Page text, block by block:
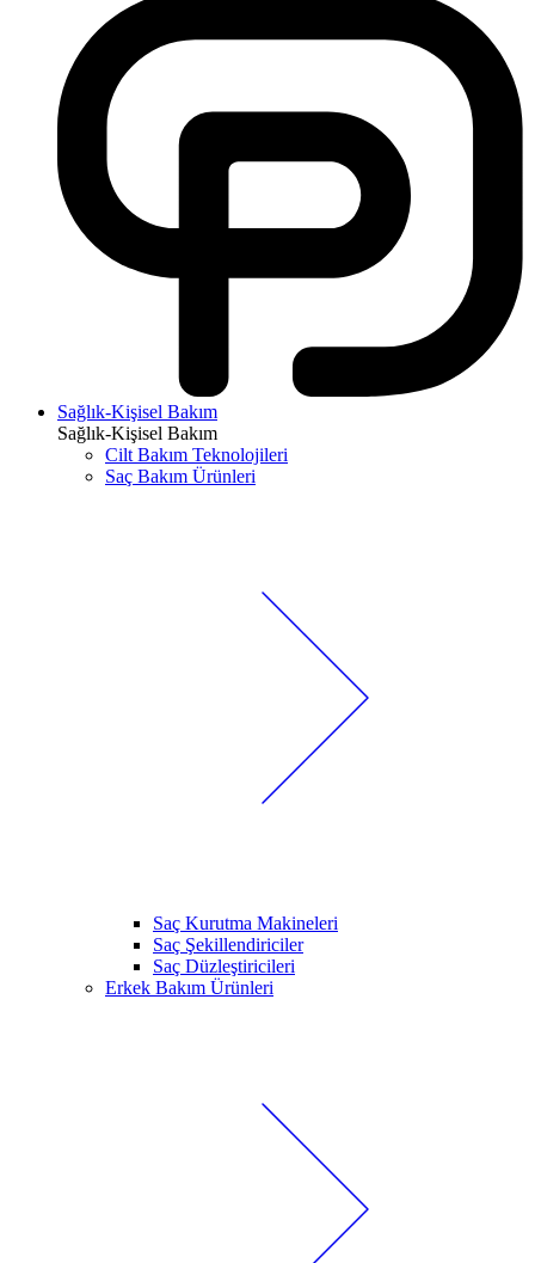
Sağlık-Kişisel Bakım
Sağlık-Kişisel Bakım
Cilt Bakım Teknolojileri
Saç Bakım Ürünleri
Saç Kurutma Makineleri
Saç Şekillendiriciler
Saç Düzleştiricileri
Erkek Bakım Ürünleri